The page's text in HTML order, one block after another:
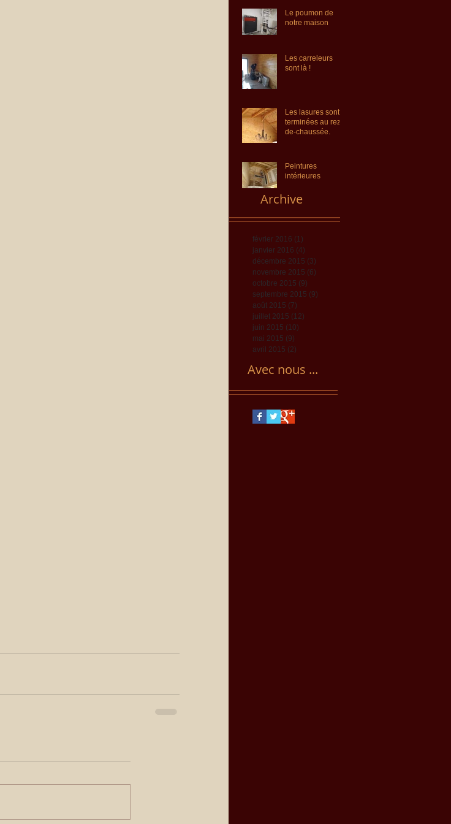
Le poumon de
notre maison
Les carreleurs
sont là !
Les lasures sont
terminées au rez-
de-chaussée.
Peintures
intérieures
Archive
février 2016 (1)
janvier 2016 (4)
décembre 2015 (3)
novembre 2015 (6)
octobre 2015 (9)
septembre 2015 (9)
août 2015 (7)
juillet 2015 (12)
juin 2015 (10)
mai 2015 (9)
avril 2015 (2)
Avec nous ...